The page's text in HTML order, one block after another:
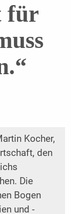
für
Kocher,
den
Die
Bogen
und -